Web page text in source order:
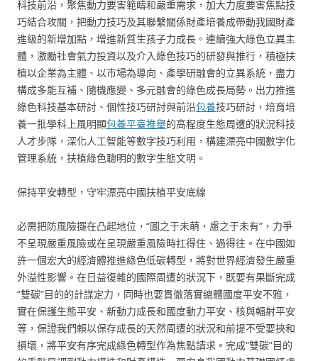
科技前沿，聚焦動力要害範疇和嚴重需求，加大力度要害焦點技
巧結合攻關，把動力技巧及其聯繫關係財產培養成帶動我國財產
進級的新增加點，增進新質生孩子力成長。連續強大綠色立異主
體，激勵社會氣力投資以及介入綠色技巧的研發與推行，積極扶
植以企業為主體、以市場為導向、產學研融會的立異系統，盡力
構成多能互補、隨機應變、多元融會的綠色成長局勢。出力推進
綠色科技基本研討、個性技巧研討與前沿包養技巧研討，培育培
養一批學科上風明顯包養平臺推舉的高程度生態周遭的狀況科技
人才步隊，深化人工智能等數字技巧利用，構建漂亮中國數字化
管理系統，扶植綠色聰明的數字生態文明。
保持平安轉型，守牢漂亮中國扶植平安底線
必需把防風險擺在凸起地位，“圖之于未萌，慮之于未有”，力爭
不呈現嚴重風險或在呈現嚴重風險時扛得住、過得往。在中國如
許一個宏大的經濟體推進綠色低碳轉型，將對世界經濟發生嚴重
外溢性影響。在日益復雜的國際周遭的狀況下，既要有果斷完成
“雙碳”目的的計謀定力，同時也要貫徹落實總體國度平安不雅，
實在保護生態平安、新動力成長和國度動力平安、核與輻射平安
等，保證我們賴以保存成長的天然周遭的狀況和前提不受要挾和
損壞，將平安有序完成綠色轉型作為焦點請求。完成“雙碳”目的